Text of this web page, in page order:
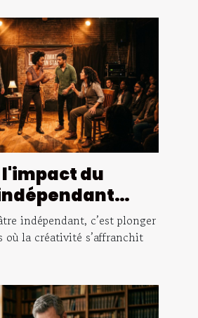
du
indépendant, c’est plonger
où la créativité s’affranchit